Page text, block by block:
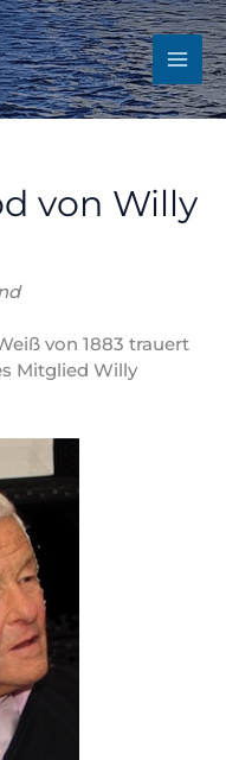
von Willy
von 1883 trauert
Mitglied Willy